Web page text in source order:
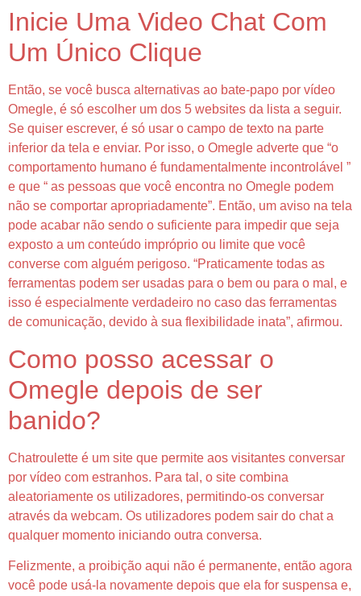
Inicie Uma Video Chat Com
Um Único Clique
Então, se você busca alternativas ao bate-papo por vídeo
Omegle, é só escolher um dos 5 websites da lista a seguir.
Se quiser escrever, é só usar o campo de texto na parte
inferior da tela e enviar. Por isso, o Omegle adverte que “o
comportamento humano é fundamentalmente incontrolável ”
e que “ as pessoas que você encontra no Omegle podem
não se comportar apropriadamente”. Então, um aviso na tela
pode acabar não sendo o suficiente para impedir que seja
exposto a um conteúdo impróprio ou limite que você
converse com alguém perigoso. “Praticamente todas as
ferramentas podem ser usadas para o bem ou para o mal, e
isso é especialmente verdadeiro no caso das ferramentas
de comunicação, devido à sua flexibilidade inata”, afirmou.
Como posso acessar o
Omegle depois de ser
banido?
Chatroulette é um site que permite aos visitantes conversar
por vídeo com estranhos. Para tal, o site combina
aleatoriamente os utilizadores, permitindo-os conversar
através da webcam. Os utilizadores podem sair do chat a
qualquer momento iniciando outra conversa.
Felizmente, a proibição aqui não é permanente, então agora
você pode usá-la novamente depois que ela for suspensa e,